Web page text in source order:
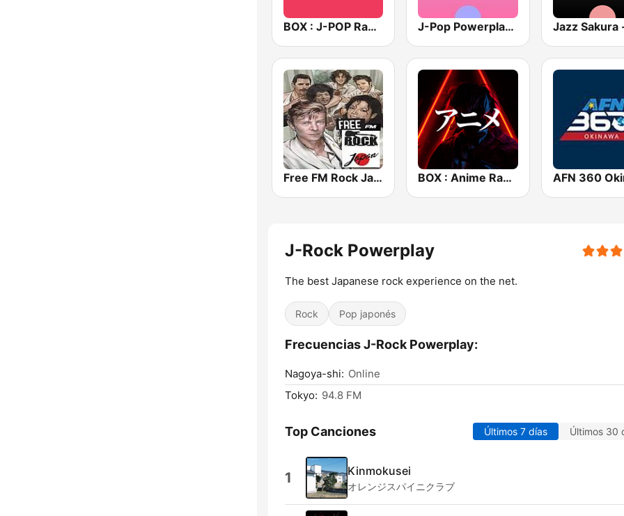
BOX : J-POP Radio - ジェイポップ 無線 J-Pop Powerplay Kawaii
Free FM Rock Japan BOX : Anime Radio -アニメラジオ
J-Rock Powerplay
The best Japanese rock experience on the net.
Rock Pop japonés
Frecuencias J-Rock Powerplay:
Nagoya-shi: Online
Tokyo: 94.8 FM
Top Canciones Últimos 7 días Últimos 30
1 Kinmokusei
オレンジスパイニクラブ